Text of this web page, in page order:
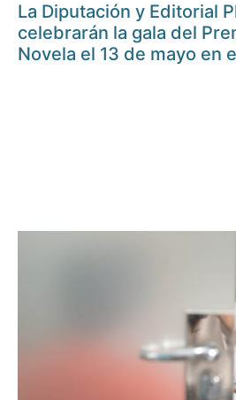
La Diputación y Editorial
celebrarán la gala del
Novela el 13 de mayo en